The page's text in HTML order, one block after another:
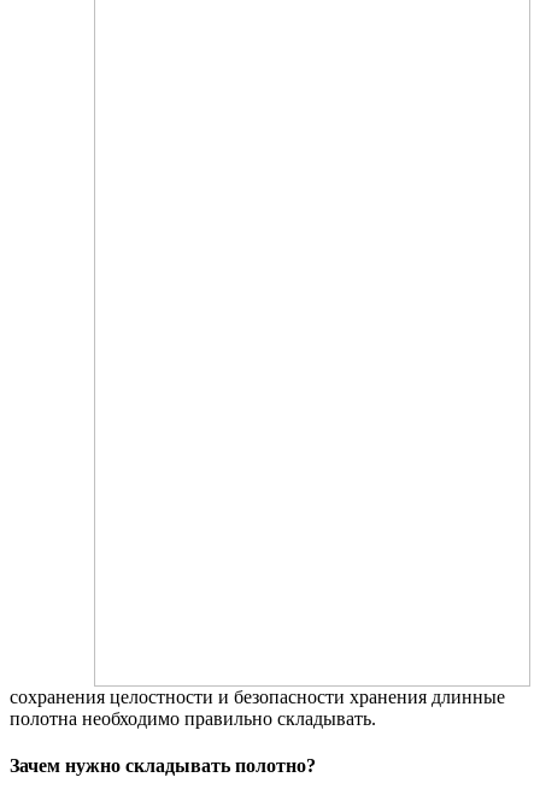
сохранения целостности и безопасности хранения длинные
полотна необходимо правильно складывать.
Зачем нужно складывать полотно?